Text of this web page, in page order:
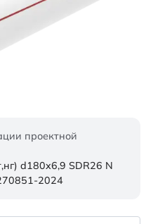
проектной
d180x6,9 SDR26 N
2024